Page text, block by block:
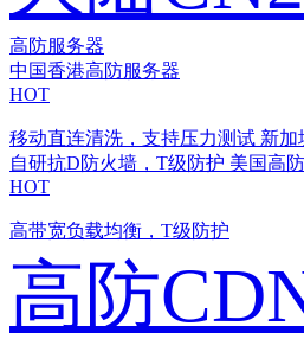
高防服务器
中国香港高防服务器
HOT
移动直连清洗，支持压力测试 新加
自研抗D防火墙，T级防护 美国高
HOT
高带宽负载均衡，T级防护
高防